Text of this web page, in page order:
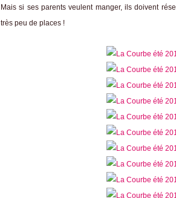
Mais si ses parents veulent manger, ils doivent
très peu de places !